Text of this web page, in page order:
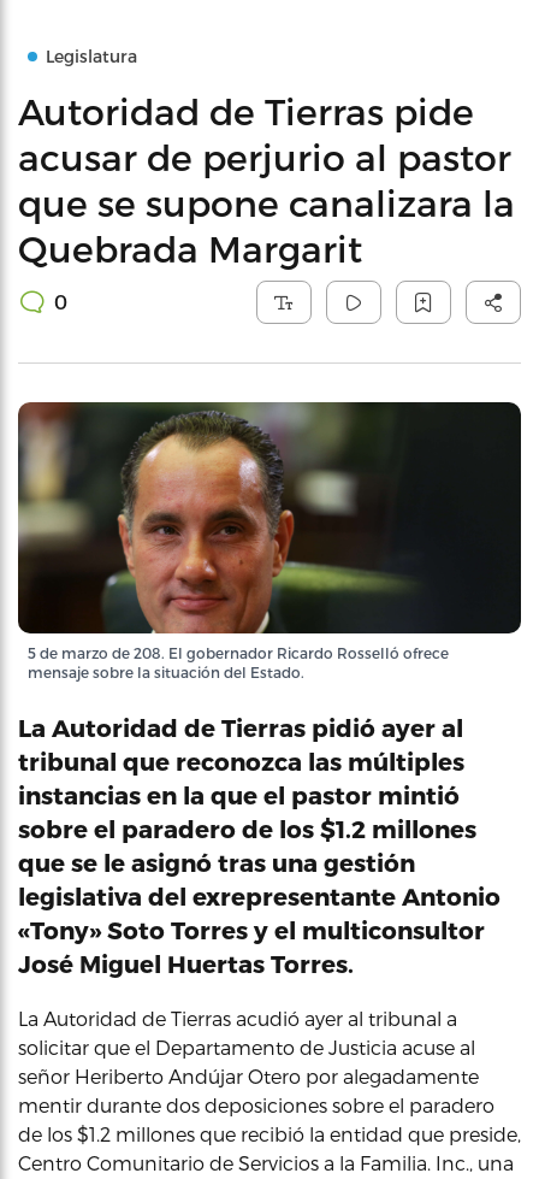
Legislatura
Autoridad de Tierras pide
acusar de perjurio al pastor
que se supone canalizara la
Quebrada Margarit
0
5 de marzo de 208. El gobernador Ricardo Rosselló ofrece
mensaje sobre la situación del Estado.
La Autoridad de Tierras pidió ayer al
tribunal que reconozca las múltiples
instancias en la que el pastor mintió
sobre el paradero de los $1.2 millones
que se le asignó tras una gestión
legislativa del exrepresentante Antonio
«Tony» Soto Torres y el multiconsultor
José Miguel Huertas Torres.
La Autoridad de Tierras acudió ayer al tribunal a
solicitar que el Departamento de Justicia acuse al
señor Heriberto Andújar Otero por alegadamente
mentir durante dos deposiciones sobre el paradero
de los $1.2 millones que recibió la entidad que preside,
Centro Comunitario de Servicios a la Familia. Inc., una